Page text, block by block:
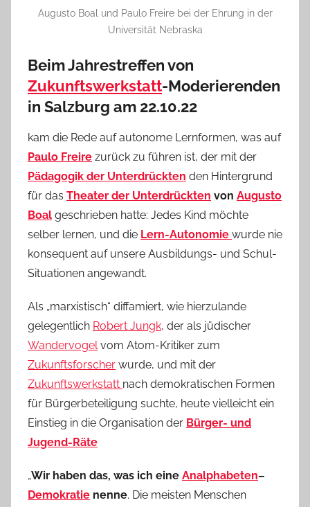
Augusto Boal und Paulo Freire bei der Ehrung in der
Universität Nebraska
Beim Jahrestreffen von
Zukunftswerkstatt-Moderierenden
in Salzburg am 22.10.22
kam die Rede auf autonome Lernformen, was auf
Paulo Freire zurück zu führen ist, der mit der
Pädagogik der Unterdrückten den Hintergrund
für das Theater der Unterdrückten von Augusto
Boal geschrieben hatte: Jedes Kind möchte
selber lernen, und die Lern-Autonomie wurde nie
konsequent auf unsere Ausbildungs- und Schul-
Situationen angewandt.
Als „marxistisch“ diffamiert, wie hierzulande
gelegentlich Robert Jungk, der als jüdischer
Wandervogelvom Atom-Kritiker zum
Zukunftsforscher wurde, und mit der
Zukunftswerkstatt nach demokratischen Formen
für Bürgerbeteiligung suchte, heute vielleicht ein
Einstieg in die Organisation der Bürger- und
Jugend-Räte
„Wir haben das, was ich eine Analphabeten–
Demokratie nenne. Die meisten Menschen